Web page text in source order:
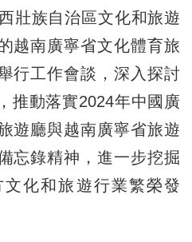
族自治區文化和旅遊
越南廣寧省文化體育旅
行工作會談，深入探討
推動落實2024年中國廣
遊廳與越南廣寧省旅遊
忘錄精神，進一步挖掘
化和旅遊行業繁榮發